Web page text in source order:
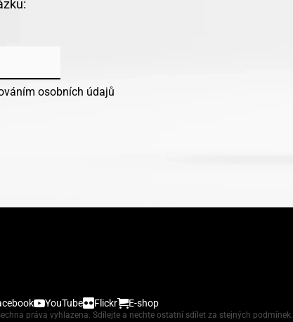
osobních údajů
YouTube Flickr E-shop
práva vyhlazena. Sdílejte a nechte ostatní sdílet za stejných podmínek.